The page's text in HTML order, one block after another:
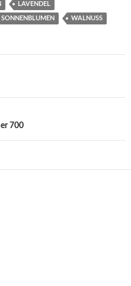
LAVENDEL
SONNENBLUMEN WALNUSS
700